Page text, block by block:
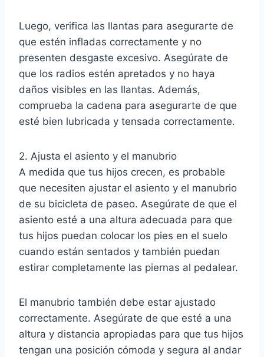
Luego, verifica las llantas para asegurarte de
que estén infladas correctamente y no
presenten desgaste excesivo. Asegúrate de
que los radios estén apretados y no haya
daños visibles en las llantas. Además,
comprueba la cadena para asegurarte de que
esté bien lubricada y tensada correctamente.
2. Ajusta el asiento y el manubrio
A medida que tus hijos crecen, es probable
que necesiten ajustar el asiento y el manubrio
de su bicicleta de paseo. Asegúrate de que el
asiento esté a una altura adecuada para que
tus hijos puedan colocar los pies en el suelo
cuando están sentados y también puedan
estirar completamente las piernas al pedalear.
El manubrio también debe estar ajustado
correctamente. Asegúrate de que esté a una
altura y distancia apropiadas para que tus hijos
tengan una posición cómoda y segura al andar